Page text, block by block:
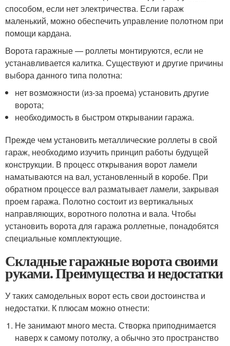
способом, если нет электричества. Если гараж
маленький, можно обеспечить управление полотном при
помощи кардана.
Ворота гаражные — роллеты монтируются, если не
устанавливается калитка. Существуют и другие причины
выбора данного типа полотна:
нет возможности (из-за проема) установить другие
ворота;
необходимость в быстром открывании гаража.
Прежде чем установить металлические роллеты в свой
гараж, необходимо изучить принцип работы будущей
конструкции. В процесс открывания ворот ламели
наматываются на вал, установленный в коробе. При
обратном процессе вал разматывает ламели, закрывая
проем гаража. Полотно состоит из вертикальных
направляющих, воротного полотна и вала. Чтобы
установить ворота для гаража роллетные, понадобятся
специальные комплектующие.
Складные гаражные ворота своими
руками. Преимущества и недостатки
У таких самодельных ворот есть свои достоинства и
недостатки. К плюсам можно отнести:
Не занимают много места. Створка приподнимается
наверх к самому потолку, а обычно это пространство